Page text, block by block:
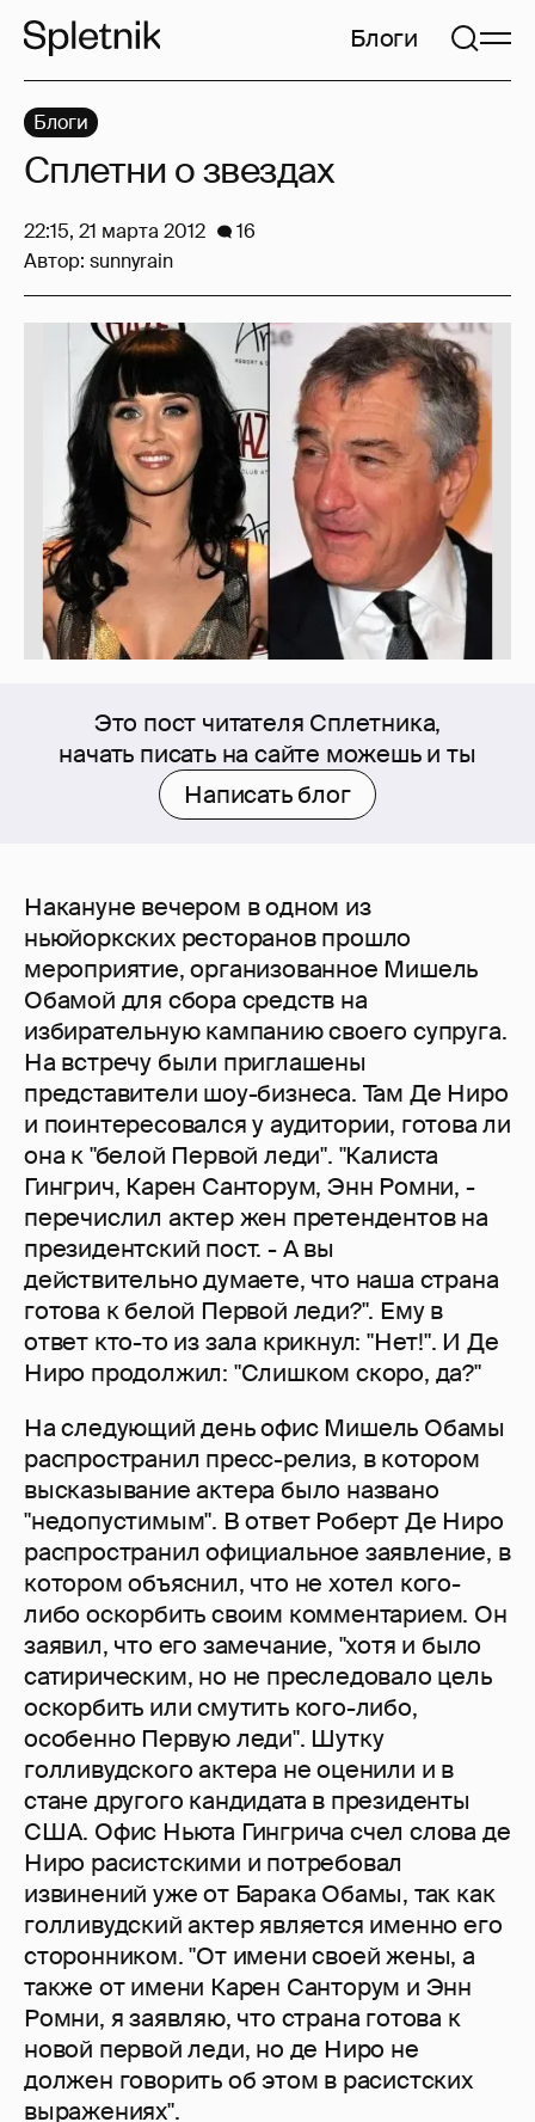
Блоги
Это пост читателя Сплетника,
начать писать на сайте можешь и ты
Написать блог
Накануне вечером в одном из
ньюйоркских ресторанов прошло
мероприятие, организованное Мишель
Обамой для сбора средств на
избирательную кампанию своего супруга.
На встречу были приглашены
представители шоу-бизнеса. Там Де Ниро
и поинтересовался у аудитории, готова ли
она к "белой Первой леди". "Калиста
Гингрич, Карен Санторум, Энн Ромни, -
перечислил актер жен претендентов на
президентский пост. - А вы
действительно думаете, что наша страна
готова к белой Первой леди?". Ему в
ответ кто-то из зала крикнул: "Нет!". И Де
Ниро продолжил: "Слишком скоро, да?"
На следующий день офис Мишель Обамы
распространил пресс-релиз, в котором
высказывание актера было названо
"недопустимым". В ответ Роберт Де Ниро
распространил официальное заявление, в
котором объяснил, что не хотел кого-
либо оскорбить своим комментарием. Он
заявил, что его замечание, "хотя и было
сатирическим, но не преследовало цель
оскорбить или смутить кого-либо,
особенно Первую леди". Шутку
голливудского актера не оценили и в
стане другого кандидата в президенты
США. Офис Ньюта Гингрича счел слова де
Ниро расистскими и потребовал
извинений уже от Барака Обамы, так как
голливудский актер является именно его
сторонником. "От имени своей жены, а
также от имени Карен Санторум и Энн
Ромни, я заявляю, что страна готова к
новой первой леди, но де Ниро не
должен говорить об этом в расистских
выражениях".
Блоги
Сплетни о звездах
22:15, 21 марта 2012
16
Автор: sunnyrain